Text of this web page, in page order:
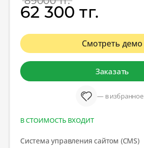
62 300 тг.
Смотреть демо
Заказать
— в избранное
В СТОИМОСТЬ ВХОДИТ
Система управления сайтом (CMS)